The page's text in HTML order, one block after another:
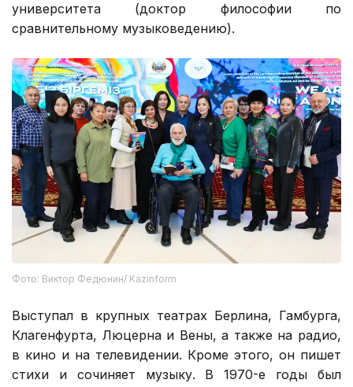
университета (доктор философии по
сравнительному музыковедению).
Фото: Виктор Федюнин/ Kazinform
Выступал в крупных театрах Берлина, Гамбурга,
Клагенфурта, Люцерна и Вены, а также на радио,
в кино и на телевидении. Кроме этого, он пишет
стихи и сочиняет музыку. В 1970-е годы был